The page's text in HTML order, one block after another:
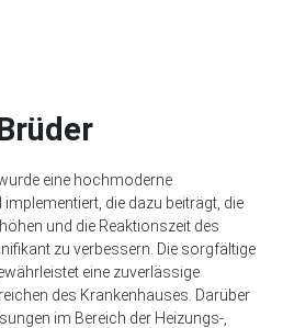
eine hochmoderne
implementiert, die dazu beiträgt, die
und die Reaktionszeit des
zu verbessern. Die sorgfältige
eine zuverlässige
des Krankenhauses. Darüber
im Bereich der Heizungs-,